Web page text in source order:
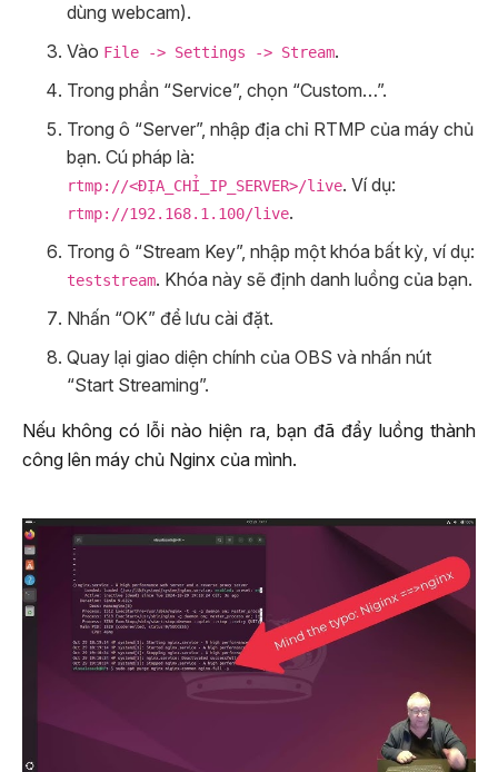
dùng webcam).
Vào File -> Settings -> Stream.
Trong phần “Service”, chọn “Custom…”.
Trong ô “Server”, nhập địa chỉ RTMP của máy chủ
bạn. Cú pháp là:
rtmp://<ĐỊA_CHỈ_IP_SERVER>/live. Ví dụ:
rtmp://192.168.1.100/live.
Trong ô “Stream Key”, nhập một khóa bất kỳ, ví dụ:
teststream. Khóa này sẽ định danh luồng của bạn.
Nhấn “OK” để lưu cài đặt.
Quay lại giao diện chính của OBS và nhấn nút
“Start Streaming”.
Nếu không có lỗi nào hiện ra, bạn đã đẩy luồng thành
công lên máy chủ Nginx của mình.